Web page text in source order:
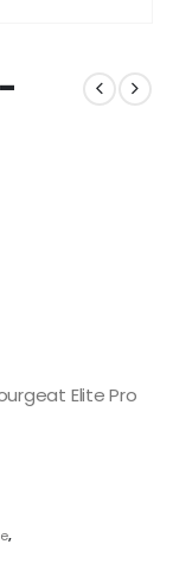
Elite Pro
,